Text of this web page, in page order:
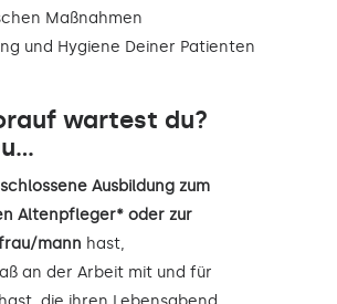
Maßnahmen
und Hygiene Deiner Patienten
wartest du?
Ausbildung zum
Altenpfleger* oder zur
mann hast,
an der Arbeit mit und für